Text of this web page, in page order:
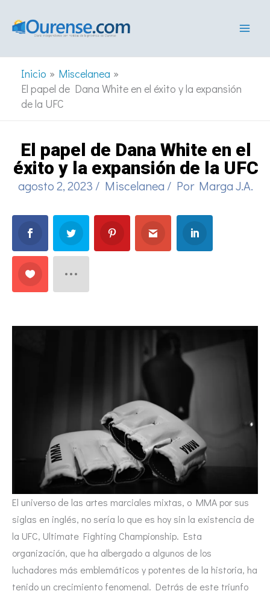
Inicio
Miscelanea
El papel de Dana White en el éxito y la expansión
de la UFC
El papel de Dana White en el
éxito y la expansión de la UFC
agosto 2, 2023 / Miscelanea / Por Marga J.A.
El universo de las artes marciales mixtas, o MMA por sus
siglas en inglés, no sería lo que es hoy sin la existencia de
la UFC, Ultimate Fighting Championship. Esta
organización, que ha albergado a algunos de los
luchadores más emblemáticos y potentes de la historia, ha
tenido un crecimiento fenomenal. Detrás de este triunfo